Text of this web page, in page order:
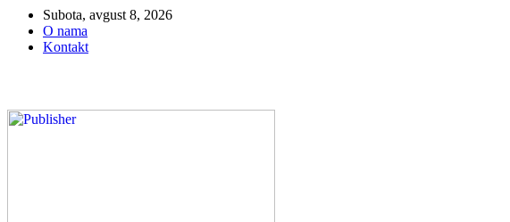
Subota, avgust 8, 2026
O nama
Kontakt